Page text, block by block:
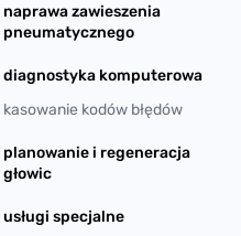
naprawa zawieszenia
pneumatycznego
diagnostyka komputerowa
kasowanie kodów błędów
planowanie i regeneracja
głowic
usługi specjalne